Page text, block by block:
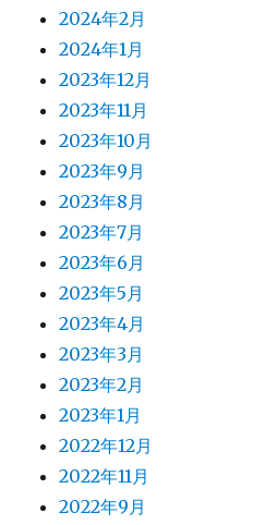
2024年2月
2024年1月
2023年12月
2023年11月
2023年10月
2023年9月
2023年8月
2023年7月
2023年6月
2023年5月
2023年4月
2023年3月
2023年2月
2023年1月
2022年12月
2022年11月
2022年9月